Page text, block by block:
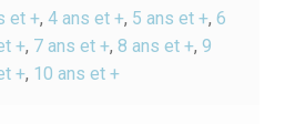
et +,4 ans et +, 5 ans et +,6
+, 7 ans et +,8 ans et +,9
+, 10 ans et +